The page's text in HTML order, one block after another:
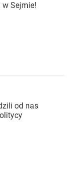
Sejmie!
od nas